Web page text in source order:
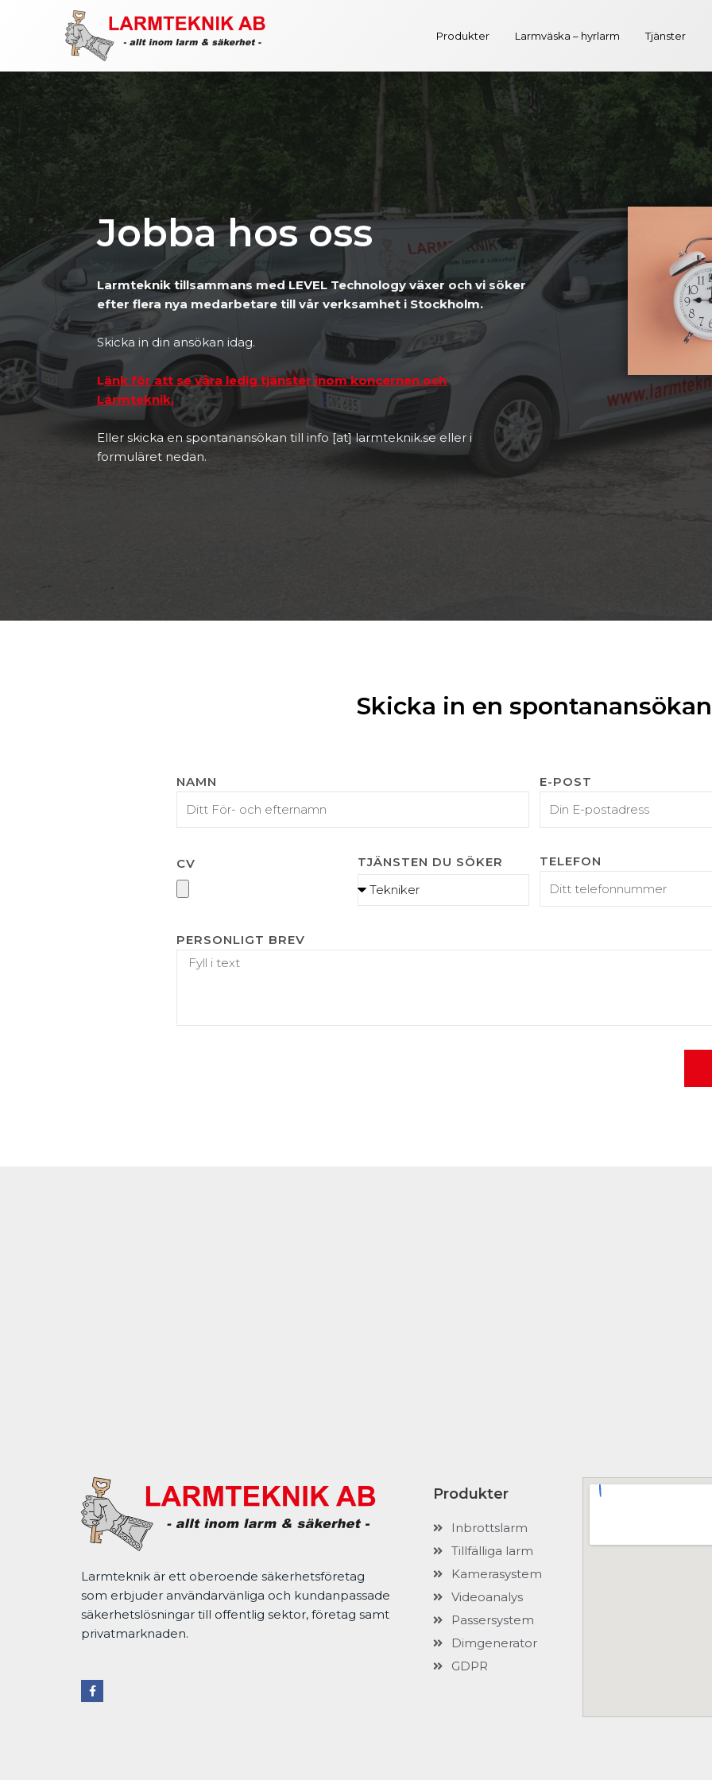
Produkter Larmväska – hyrlarm Tjänster
Jobba hos oss
Larmteknik tillsammans med LEVEL Technology växer och vi söker
efter flera nya medarbetare till vår verksamhet i Stockholm.
Skicka in din ansökan idag.
Länk för att se våra ledig tjänster inom koncernen och
Larmteknik.
Eller skicka en spontanansökan till info [at] larmteknik.se eller i
formuläret nedan.
Skicka in en spontanansökan
NAMN E-POST
CV TJÄNSTEN DU SÖKER TELEFON
PERSONLIGT BREV
Larmteknik är ett oberoende säkerhetsföretag
som erbjuder användarvänliga och kundanpassade
säkerhetslösningar till offentlig sektor, företag samt
privatmarknaden.
F
a
c
Produkter
Inbrottslarm
Tillfälliga larm
Kamerasystem
Videoanalys
Passersystem
Dimgenerator
GDPR